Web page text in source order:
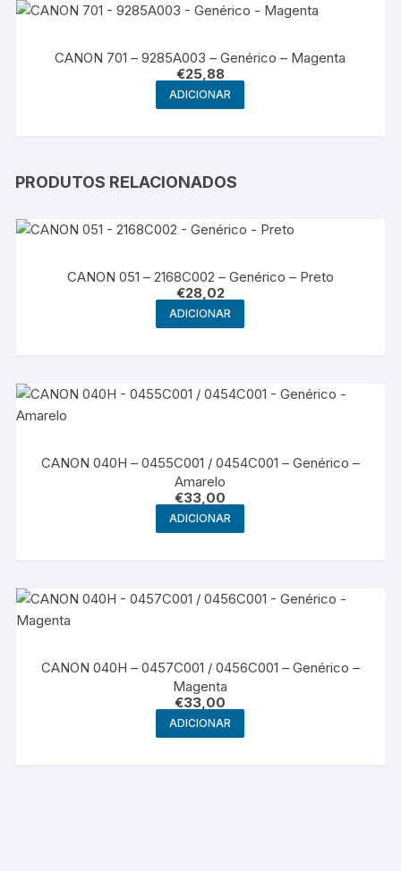
CANON 701 – 9285A003 – Genérico – Magenta
€25,88
ADICIONAR
PRODUTOS RELACIONADOS
CANON 051 – 2168C002 – Genérico – Preto
€28,02
ADICIONAR
CANON 040H – 0455C001 / 0454C001 – Genérico –
Amarelo
€33,00
ADICIONAR
CANON 040H – 0457C001 / 0456C001 – Genérico –
Magenta
€33,00
ADICIONAR